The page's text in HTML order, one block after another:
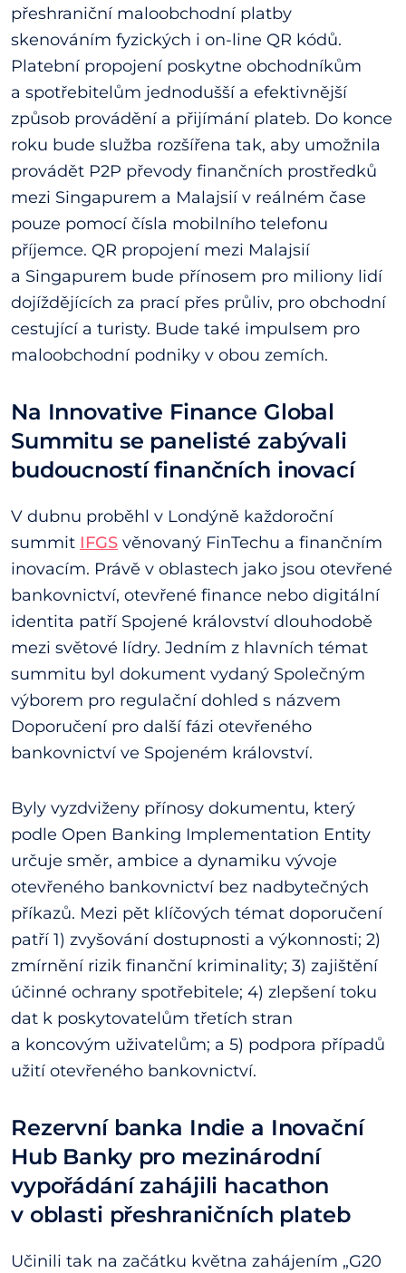
přeshraniční maloobchodní platby
skenováním fyzických i on-line QR kódů.
Platební propojení poskytne obchodníkům
a spotřebitelům jednodušší a efektivnější
způsob provádění a přijímání plateb. Do konce
roku bude služba rozšířena tak, aby umožnila
provádět P2P převody finančních prostředků
mezi Singapurem a Malajsií v reálném čase
pouze pomocí čísla mobilního telefonu
příjemce. QR propojení mezi Malajsií
a Singapurem bude přínosem pro miliony lidí
dojíždějících za prací přes průliv, pro obchodní
cestující a turisty. Bude také impulsem pro
maloobchodní podniky v obou zemích.
Na Innovative Finance Global
Summitu se panelisté zabývali
budoucností finančních inovací
V dubnu proběhl v Londýně každoroční
summit IFGS věnovaný FinTechu a finančním
inovacím. Právě v oblastech jako jsou otevřené
bankovnictví, otevřené finance nebo digitální
identita patří Spojené království dlouhodobě
mezi světové lídry. Jedním z hlavních témat
summitu byl dokument vydaný Společným
výborem pro regulační dohled s názvem
Doporučení pro další fázi otevřeného
bankovnictví ve Spojeném království.
Byly vyzdviženy přínosy dokumentu, který
podle Open Banking Implementation Entity
určuje směr, ambice a dynamiku vývoje
otevřeného bankovnictví bez nadbytečných
příkazů. Mezi pět klíčových témat doporučení
patří 1) zvyšování dostupnosti a výkonnosti; 2)
zmírnění rizik finanční kriminality; 3) zajištění
účinné ochrany spotřebitele; 4) zlepšení toku
dat k poskytovatelům třetích stran
a koncovým uživatelům; a 5) podpora případů
užití otevřeného bankovnictví.
Rezervní banka Indie a Inovační
Hub Banky pro mezinárodní
vypořádání zahájili hacathon
v oblasti přeshraničních plateb
Učinili tak na začátku května zahájením „G20